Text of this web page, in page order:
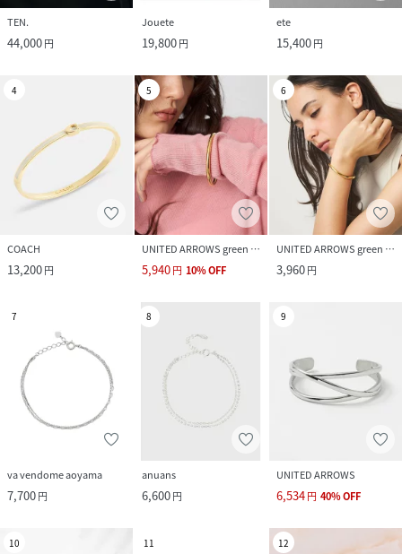
TEN.
44,000円
Jouete
19,800円
ete
15,400円
4
COACH
13,200円
5
UNITED ARROWS green label relaxing
5,940円 10%OFF
6
UNITED ARROWS green label relaxing
3,960円
7
va vendome aoyama
7,700円
8
anuans
6,600円
9
UNITED ARROWS
6,534円 40%OFF
10 11 12